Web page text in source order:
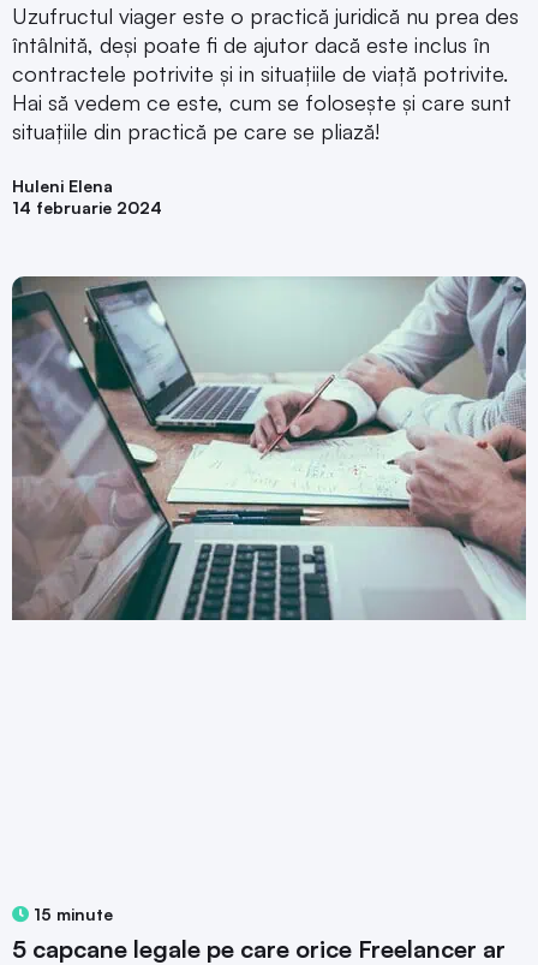
Uzufructul viager este o practică juridică nu prea des
întâlnită, deși poate fi de ajutor dacă este inclus în
contractele potrivite și in situațiile de viață potrivite.
Hai să vedem ce este, cum se folosește și care sunt
situațiile din practică pe care se pliază!
Huleni Elena
14 februarie 2024
15 minute
5 capcane legale pe care orice Freelancer ar